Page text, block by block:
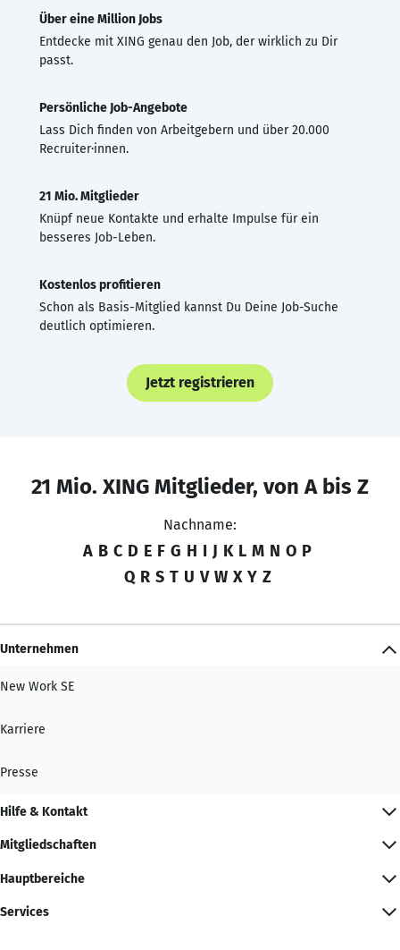
Über eine Million Jobs
Entdecke mit XING genau den Job, der wirklich zu Dir
passt.
Persönliche Job-Angebote
Lass Dich finden von Arbeitgebern und über 20.000
Recruiter·innen.
21 Mio. Mitglieder
Knüpf neue Kontakte und erhalte Impulse für ein
besseres Job-Leben.
Kostenlos profitieren
Schon als Basis-Mitglied kannst Du Deine Job-Suche
deutlich optimieren.
Jetzt registrieren
21 Mio. XING Mitglieder, von A bis Z
Nachname:
A B C D E F G H I J K L M N O P
Q R S T U V W X Y Z
Unternehmen
New Work SE
Karriere
Presse
Hilfe & Kontakt
Mitgliedschaften
Hauptbereiche
Services